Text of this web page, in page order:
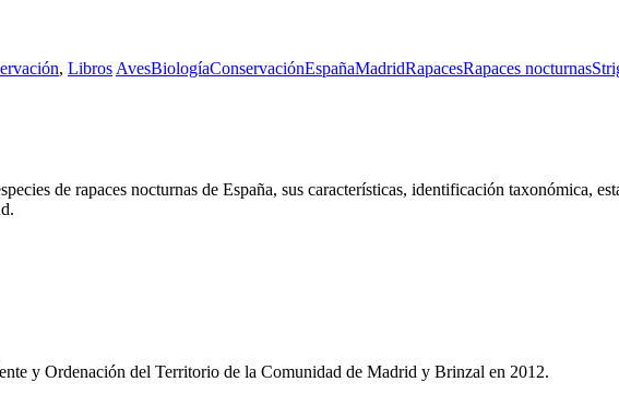
, Libros AvesBiologíaConservaciónEspañaMadridRapacesRapaces nocturnas
de rapaces nocturnas de España, sus características, identificación taxonómica,
y Ordenación del Territorio de la Comunidad de Madrid y Brinzal en 2012.